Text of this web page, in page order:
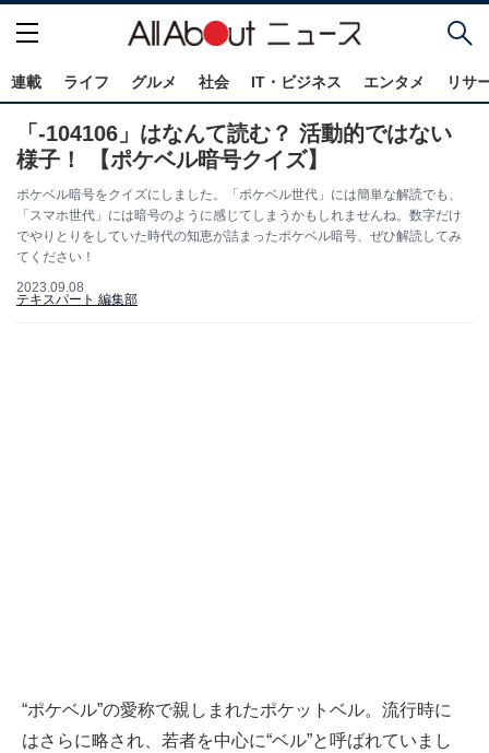
連載 ライフ グルメ 社会 IT・ビジネス エンタメ リサ
「-104106」はなんて読む？ 活動的ではない
様子！ 【ポケベル暗号クイズ】
ポケベル暗号をクイズにしました。「ポケベル世代」には簡単な解読でも、
「スマホ世代」には暗号のように感じてしまうかもしれませんね。数字だけ
でやりとりをしていた時代の知恵が詰まったポケベル暗号、ぜひ解読してみ
てください！
2023.09.08
テキスパート 編集部
“ポケベル”の愛称で親しまれたポケットベル。流行時に
はさらに略され、若者を中心に“ベル”と呼ばれていまし